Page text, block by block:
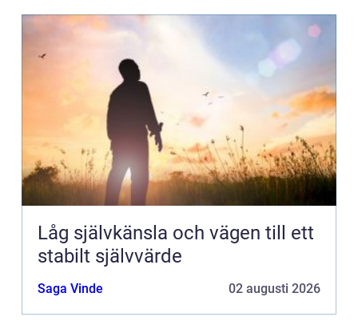
Låg självkänsla och vägen till ett
stabilt självvärde
Saga Vinde 02 augusti 2026